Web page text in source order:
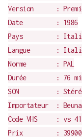
Version :
Date : 1986
Pays :
Langue :
Norme : PAL
Durée : 76
SON : Stéréo
Importateur : Beuna
Code VHS : vs
Prix : 39900